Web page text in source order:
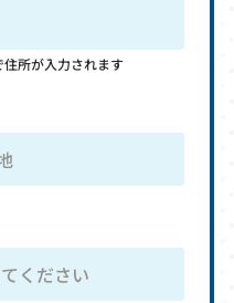
所が入力されます